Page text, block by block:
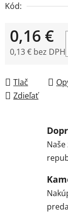
Kód:
0,16 €
0,13 € bez DPH
Tlač
Zdieľať